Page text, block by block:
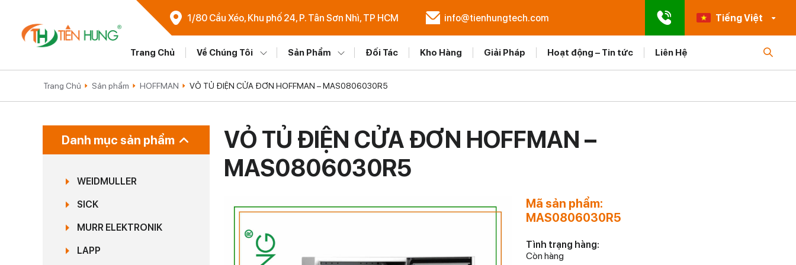
1/80 Cầu Xéo, Khu phố 24, P. Tân Sơn Nhì, TP HCM info@tienhungtech.com Tiếng Việt
Trang Chủ Về Chúng Tôi Sản Phẩm Đối Tác Kho Hàng Giải Pháp Hoạt động – Tin tức Liên Hệ
Trang Chủ Sản phẩm HOFFMAN VỎ TỦ ĐIỆN CỬA ĐƠN HOFFMAN – MAS0806030R5
Danh mục sản phẩm
WEIDMULLER
SICK
MURR ELEKTRONIK
LAPP
VỎ TỦ ĐIỆN CỬA ĐƠN HOFFMAN –
MAS0806030R5
Mã sản phẩm:
MAS0806030R5
Tình trạng hàng:
Còn hàng